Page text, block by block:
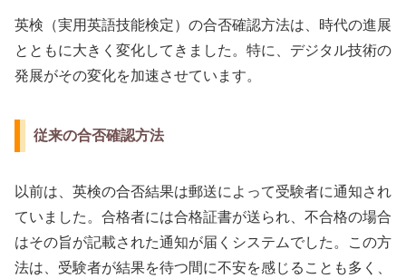
英検（実用英語技能検定）の合否確認方法は、時代の進展
とともに大きく変化してきました。特に、デジタル技術の
発展がその変化を加速させています。
従来の合否確認方法
以前は、英検の合否結果は郵送によって受験者に通知され
ていました。合格者には合格証書が送られ、不合格の場合
はその旨が記載された通知が届くシステムでした。この方
法は、受験者が結果を待つ間に不安を感じることも多く、